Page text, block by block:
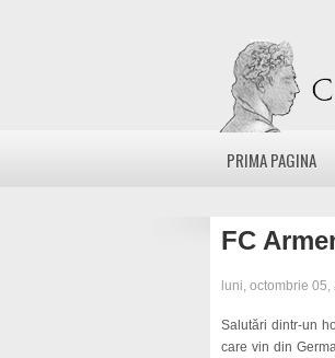
PRIMA PAGINA
FC
luni, octombrie 05,
Salutări dintr-un
care vin din